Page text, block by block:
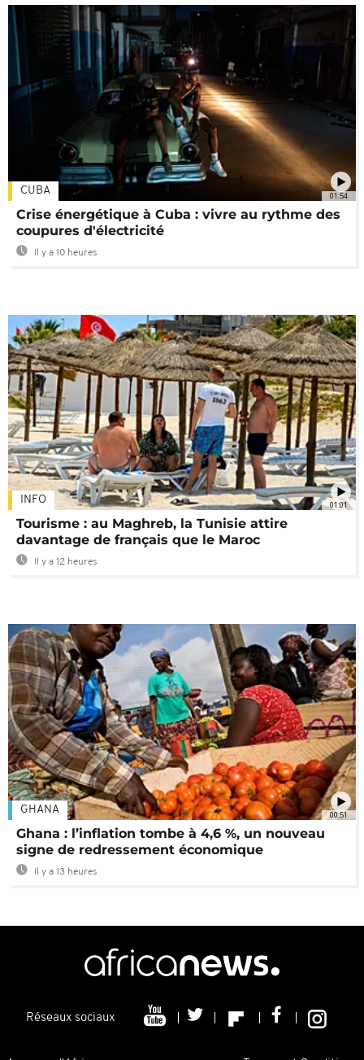
01:54
CUBA
Crise énergétique à Cuba : vivre au rythme des
coupures d'électricité
Il y a 10 heures
01:01
INFO
Tourisme : au Maghreb, la Tunisie attire
davantage de français que le Maroc
Il y a 12 heures
00:51
GHANA
Ghana : l’inflation tombe à 4,6 %, un nouveau
signe de redressement économique
Il y a 13 heures
Réseaux sociaux